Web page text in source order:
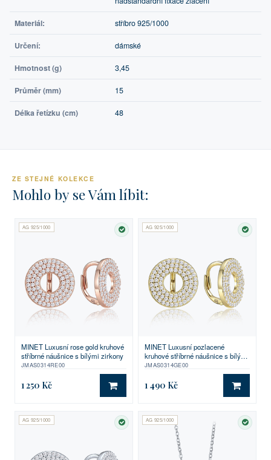
Materiál: stříbro 925/1000
Určení: dámské
Hmotnost (g) 3,45
Průměr (mm) 15
Délka řetízku (cm) 48
ZE STEJNÉ KOLEKCE
Mohlo by se Vám líbit:
AG 925/1000
SKLADEM
MINET Luxusní rose gold kruhové
stříbrné náušnice s bílými zirkony
JMAS0314RE00
1 250 Kč DO KOŠÍKU
AG 925/1000
MINET Luxusní pozlacené
kruhové stříbrné náušnice s bílými
zirkony
JMAS0314GE00
1 490 Kč DO
AG 925/1000
SKLADEM
AG 925/1000